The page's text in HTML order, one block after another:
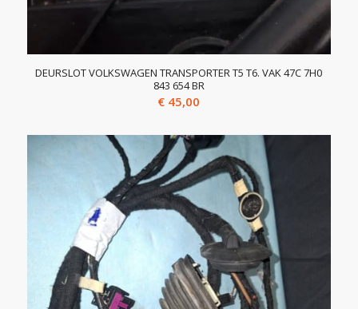
DEURSLOT VOLKSWAGEN TRANSPORTER T5 T6. VAK 47C 7H0
843 654 BR
€ 45,00